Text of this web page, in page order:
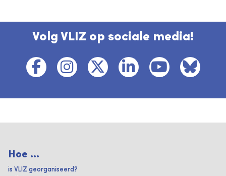
Volg VLIZ op sociale media!
Hoe ...
is VLIZ georganiseerd?